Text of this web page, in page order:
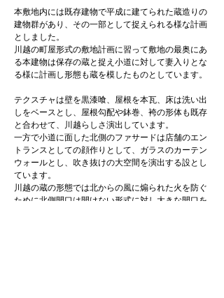
本敷地内には既存建物で平成に建てられた蔵造りの
建物群があり、その一部として捉えられる様な計画
としました。
川越の町屋形式の敷地計画に習って敷地の最奥にあ
る本建物は保存の蔵と捉え小道に対して妻入りとな
る様に計画し形態も蔵を模したものとしています。
テクスチャは壁を黒漆喰、屋根を本瓦、床は洗い出
しをベースとし、屋根勾配や鉢巻、袴の形体も既存
と合わせて、川越らしさ演出しています。
一方で小道に面した北側のファサードは店舗のエン
トランスとしての顔作りとして、ガラスのカーテン
ウォールとし、吹き抜けの大空間を演出する設とし
ています。
川越の蔵の形態では北からの風に煽られた火を防ぐ
ために北側開口は開けない形式に対し大きな開口を